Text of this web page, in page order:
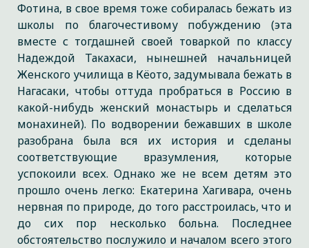
Фотина, в свое время тоже собиралась бежать из
школы по благочестивому побуждению (эта
вместе с тогдашней своей товаркой по классу
Надеждой Такахаси, нынешней начальницей
Женского училища в Кёото, задумывала бежать в
Нагасаки, чтобы оттуда пробраться в Россию в
какой-нибудь женский монастырь и сделаться
монахиней). По водворении бежавших в школе
разобрана была вся их история и сделаны
соответствующие вразумления, которые
успокоили всех. Однако же не всем детям это
прошло очень легко: Екатерина Хагивара, очень
нервная по природе, до того расстроилась, что и
до сих пор несколько больна. Последнее
обстоятельство послужило и началом всего этого